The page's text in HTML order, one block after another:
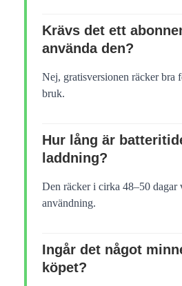
Krävs det ett
använda den?
Nej, gratisversionen räcker bra
bruk.
Hur lång är
laddning?
Den räcker i cirka 48–50 dagar
användning.
Ingår det något
köpet?